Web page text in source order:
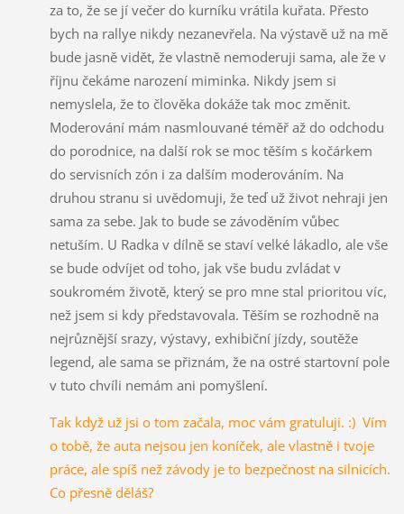
za to, že se jí večer do kurníku vrátila kuřata. Přesto
bych na rallye nikdy nezanevřela. Na výstavě už na mě
bude jasně vidět, že vlastně nemoderuji sama, ale že v
říjnu čekáme narození miminka. Nikdy jsem si
nemyslela, že to člověka dokáže tak moc změnit.
Moderování mám nasmlouvané téměř až do odchodu
do porodnice, na další rok se moc těším s kočárkem
do servisních zón i za dalším moderováním. Na
druhou stranu si uvědomuji, že teď už život nehraji jen
sama za sebe. Jak to bude se závoděním vůbec
netuším. U Radka v dílně se staví velké lákadlo, ale vše
se bude odvíjet od toho, jak vše budu zvládat v
soukromém životě, který se pro mne stal prioritou víc,
než jsem si kdy představovala. Těším se rozhodně na
nejrůznější srazy, výstavy, exhibiční jízdy, soutěže
legend, ale sama se přiznám, že na ostré startovní pole
v tuto chvíli nemám ani pomyšlení.
Tak když už jsi o tom začala, moc vám gratuluji. :) Vím
o tobě, že auta nejsou jen koníček, ale vlastně i tvoje
práce, ale spíš než závody je to bezpečnost na silnicích.
Co přesně děláš?